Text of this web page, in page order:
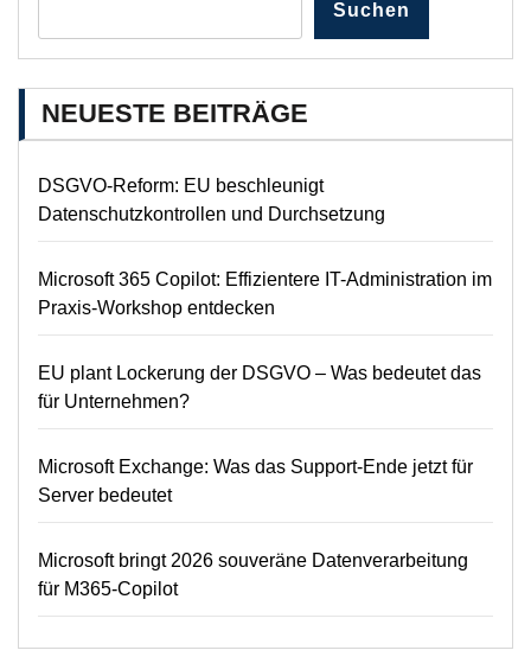
Suchen
NEUESTE BEITRÄGE
DSGVO-Reform: EU beschleunigt
Datenschutzkontrollen und Durchsetzung
Microsoft 365 Copilot: Effizientere IT-Administration im
Praxis-Workshop entdecken
EU plant Lockerung der DSGVO – Was bedeutet das
für Unternehmen?
Microsoft Exchange: Was das Support-Ende jetzt für
Server bedeutet
Microsoft bringt 2026 souveräne Datenverarbeitung
für M365-Copilot